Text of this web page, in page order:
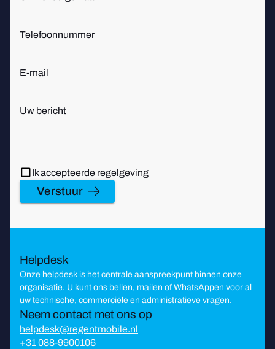
Telefoonnummer
E-mail
Uw bericht
Ik accepteerde regelgeving
Verstuur
Helpdesk
Onze helpdesk is het centrale aanspreekpunt binnen onze
organisatie. U kunt ons bellen, mailen of WhatsAppen voor al
uw technische, commerciële en administratieve vragen.
Neem contact met ons op
helpdesk@regentmobile.nl
+31 088-9900106